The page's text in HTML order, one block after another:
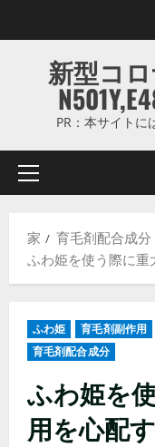
ス
ッ
す
新型コ
PR：本サイトに
プ
マ
リ
ュ
ー
家
育毛剤配合成分
ふわ姫を使う際に重
ふわ姫 育毛剤副作用
育毛剤配合成分
ふわ姫を
用を心配